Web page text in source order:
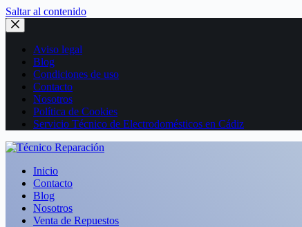
Saltar al contenido
Aviso legal
Blog
Condiciones de uso
Contacto
Nosotros
Política de Cookies
Servicio Técnico de Electrodomésticos en Cádiz
Inicio
Contacto
Blog
Nosotros
Venta de Repuestos